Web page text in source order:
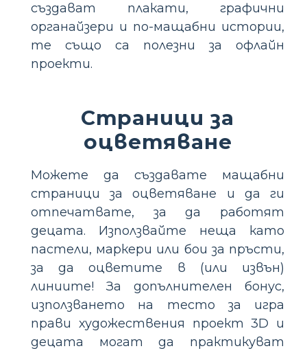
създават плакати, графични
органайзери и по-мащабни истории,
те също са полезни за офлайн
проекти.
Страници за
оцветяване
Можете да създавате мащабни
страници за оцветяване и да ги
отпечатвате, за да работят
децата. Използвайте неща като
пастели, маркери или бои за пръсти,
за да оцветите в (или извън)
линиите! За допълнителен бонус,
използването на тесто за игра
прави художествения проект 3D и
децата могат да практикуват